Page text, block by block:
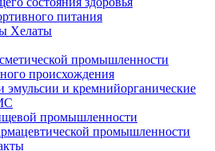
питания
Хелаты
промышленности
происхождения
эмульсии и кремнийорганические
промышленности
промышленности